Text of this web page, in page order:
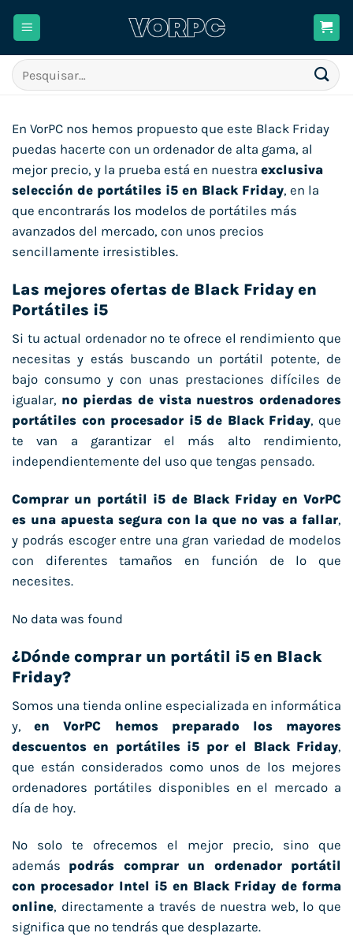
Pesquisar
por:
En VorPC nos hemos propuesto que este Black Friday
puedas hacerte con un ordenador de alta gama, al
mejor precio, y la prueba está en nuestra exclusiva
selección de portátiles i5 en Black Friday, en la
que encontrarás los modelos de portátiles más
avanzados del mercado, con unos precios
sencillamente irresistibles.
Las mejores ofertas de Black Friday en
Portátiles i5
Si tu actual ordenador no te ofrece el rendimiento que
necesitas y estás buscando un portátil potente, de
bajo consumo y con unas prestaciones difíciles de
igualar, no pierdas de vista nuestros ordenadores
portátiles con procesador i5 de Black Friday, que
te van a garantizar el más alto rendimiento,
independientemente del uso que tengas pensado.
Comprar un portátil i5 de Black Friday en VorPC
es una apuesta segura con la que no vas a fallar,
y podrás escoger entre una gran variedad de modelos
con diferentes tamaños en función de lo que
necesites.
No data was found
¿Dónde comprar un portátil i5 en Black
Friday?
Somos una tienda online especializada en informática
y,en VorPC hemos preparado los mayores
descuentos en portátiles i5 por el Black Friday,
que están considerados como unos de los mejores
ordenadores portátiles disponibles en el mercado a
día de hoy.
No solo te ofrecemos el mejor precio, sino que
además podrás comprar un ordenador portátil
con procesador Intel i5 en Black Friday de forma
online, directamente a través de nuestra web, lo que
significa que no tendrás que desplazarte.